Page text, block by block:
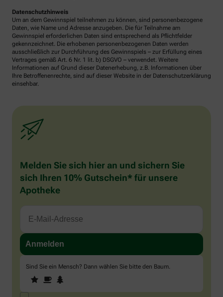
Datenschutzhinweis
Um an dem Gewinnspiel teilnehmen zu können, sind personenbezogene
Daten, wie Name und Adresse anzugeben. Die für Teilnahme am
Gewinnspiel erforderlichen Daten sind entsprechend als Pflichtfelder
gekennzeichnet. Die erhobenen personenbezogenen Daten werden
ausschließlich zur Durchführung des Gewinnspiels – zur Erfüllung eines
Vertrages gemäß Art. 6 Nr. 1 lit. b) DSGVO – verwendet. Weitere
Informationen auf Grund dieser Datenerhebung, z.B. Informationen über
Ihre Betroffenenrechte, sind auf dieser Website in der Datenschutzerklärung
einsehbar.
Melden Sie sich hier an und sichern Sie
sich Ihren 10% Gutschein* für unsere
Apotheke
Sind Sie ein Mensch? Dann wählen Sie bitte den Baum
Sind
Sie
ein
1 2